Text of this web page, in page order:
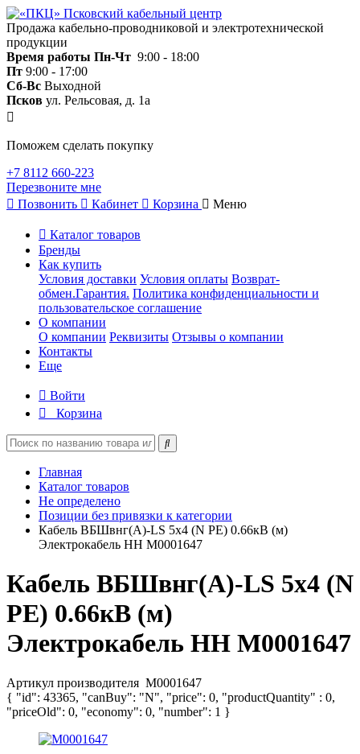
Продажа кабельно-проводниковой и электротехнической
продукции
Время работы Пн-Чт 9:00 - 18:00
Пт 9:00 - 17:00
Сб-Вс Выходной
Псков ул. Рельсовая, д. 1а
Поможем сделать покупку
+7 8112 660-223
Перезвоните мне
Позвонить
Кабинет Корзина Меню
Каталог товаров
Бренды
Как купить
Условия доставки Условия оплаты Возврат-
обмен.Гарантия. Политика конфиденциальности и
пользовательское соглашение
О компании
О компании Реквизиты Отзывы о компании
Контакты
Еще
Войти
Корзина
Главная
Каталог товаров
Не определено
Позиции без привязки к категории
Кабель ВБШвнг(А)-LS 5х4 (N PE) 0.66кВ (м)
Электрокабель НН M0001647
Кабель ВБШвнг(А)-LS 5х4 (N
PE) 0.66кВ (м)
Электрокабель НН M0001647
Артикул производителя M0001647
{ "id": 43365, "canBuy": "N", "price": 0, "productQuantity" : 0,
"priceOld": 0, "economy": 0, "number": 1 }